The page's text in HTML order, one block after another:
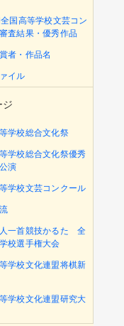
国高等学校文芸コン
査結果・優秀作品
者・作品名
イル
ジ
学校総合文化祭
学校総合文化祭優秀
演
学校文芸コンクール
一首競技かるた 全
校選手権大会
学校文化連盟将棋新
学校文化連盟研究大